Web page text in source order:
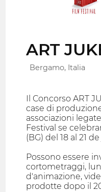
ART
Bergamo, Italia
Il Concorso ART
case di
associazioni
Festival se
(BG) del 18 al 21
Possono essere
cortometraggi,
d'animazione,
prodotte dopo il